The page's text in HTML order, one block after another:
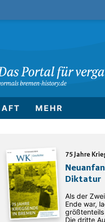
MEHR
75 Jahre
Diktatur
Als der
Ende war,
größtenteils
Die dritte